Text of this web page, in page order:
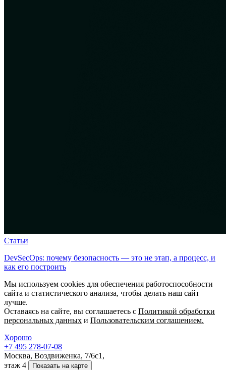
Статьи
DevSecOps: почему безопасность — это не этап, а процесс, и
как его построить
Мы используем cookies для обеспечения работоспособности
сайта и статистического анализа, чтобы делать наш сайт
лучше.
Оставаясь на сайте, вы соглашаетесь с Политикой обработки
персональных данных и Пользовательским соглашением.
Хорошо
+7 495 278-07-08
Москва, Воздвиженка, 7/6с1,
этаж 4
Показать на карте